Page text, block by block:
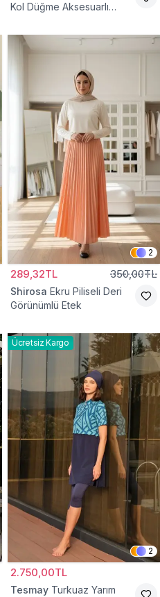
Kol Düğme Aksesuarlı
2
289,32TL 350,00TL
Shirosa Ekru Piliseli Deri
Görünümlü Etek
Ücretsiz Kargo
2
2.750,00TL
Tesmay Turkuaz Yarım